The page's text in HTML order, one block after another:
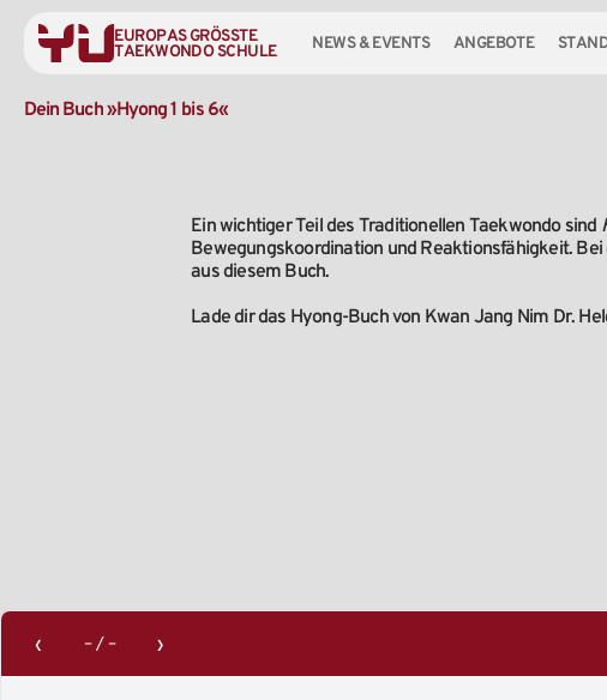
EUROPAS GRÖSSTE
TAEKWONDO SCHULE
NEWS & EVENTS ANGEBOTE
Dein Buch»Hyong1 bis 6«
Ein wichtiger Teil des Traditionellen Taekwondo sind
Bewegungs­koordination und Reaktionsfähigkeit.
aus diesem Buch.
Lade dir das Hyong-Buch von Kwan Jang Nim Dr.
‹ –/– ›